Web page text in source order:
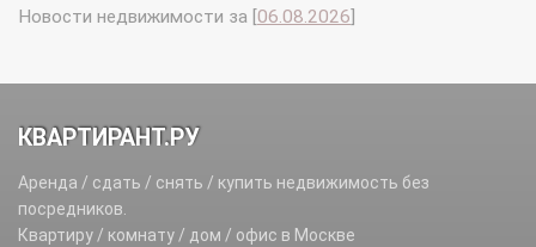
Новости недвижимости за [ 06.08.2026
КВАРТИРАНТ.РУ
Аренда / сдать / снять / купить недвижимость без
посредников.
Квартиру / комнату / дом / офис в Москве